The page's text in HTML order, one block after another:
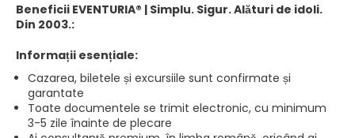
Beneficii EVENTURIA® | Simplu. Sigur. Alături de idoli.
Din 2003.:
Informații esențiale:
Cazarea, biletele și excursiile sunt confirmate și
garantate
Toate documentele se trimit electronic, cu minimum
3-5 zile înainte de plecare